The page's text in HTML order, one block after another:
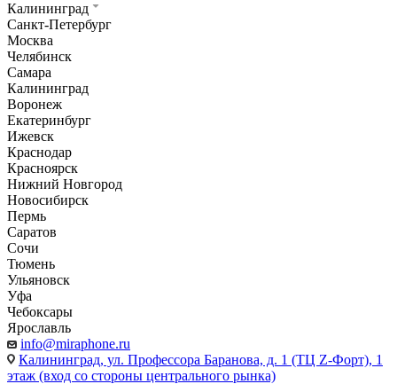
Калининград
Санкт-Петербург
Москва
Челябинск
Самара
Калининград
Воронеж
Екатеринбург
Ижевск
Краснодар
Красноярск
Нижний Новгород
Новосибирск
Пермь
Саратов
Сочи
Тюмень
Ульяновск
Уфа
Чебоксары
Ярославль
info@miraphone.ru
Калининград, ул. Профессора Баранова, д. 1 (ТЦ Z-Форт), 1
этаж (вход со стороны центрального рынка)